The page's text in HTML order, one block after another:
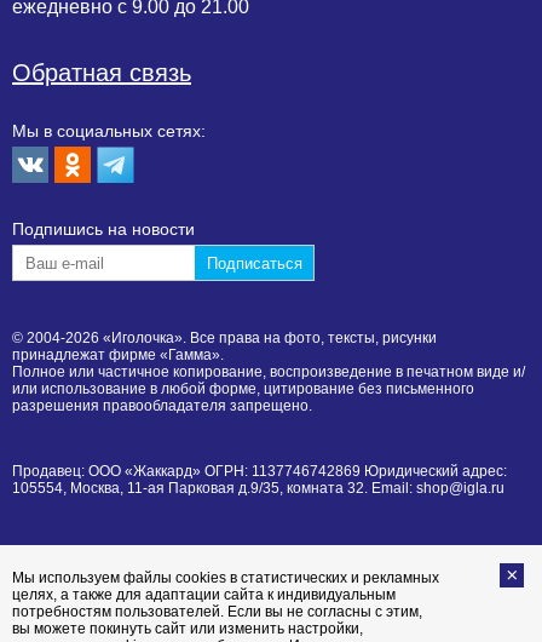
ежедневно с 9.00 до 21.00
Обратная связь
Мы в социальных сетях:
Подпишиcь на новости
© 2004-2026 «Иголочка». Все права на фото, тексты, рисунки
принадлежат фирме «Гамма».
Полное или частичное копирование, воспроизведение в печатном виде и/
или использование в любой форме, цитирование без письменного
разрешения правообладателя запрещено.
Продавец: ООО «Жаккард» ОГРН: 1137746742869 Юридический адрес:
105554, Москва, 11-ая Парковая д.9/35, комната 32. Email: shop@igla.ru
Мы используем файлы cookies в статистических и рекламных
целях, а также для адаптации сайта к индивидуальным
потребностям пользователей. Если вы не согласны с этим,
вы можете покинуть сайт или изменить настройки,